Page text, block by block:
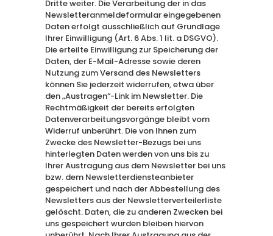
Dritte weiter. Die Verarbeitung der in das
Newsletteranmeldeformular eingegebenen
Daten erfolgt ausschließlich auf Grundlage
Ihrer Einwilligung (Art. 6 Abs. 1 lit. a DSGVO).
Die erteilte Einwilligung zur Speicherung der
Daten, der E-Mail-Adresse sowie deren
Nutzung zum Versand des Newsletters
können Sie jederzeit widerrufen, etwa über
den „Austragen“-Link im Newsletter. Die
Rechtmäßigkeit der bereits erfolgten
Datenverarbeitungsvorgänge bleibt vom
Widerruf unberührt. Die von Ihnen zum
Zwecke des Newsletter-Bezugs bei uns
hinterlegten Daten werden von uns bis zu
Ihrer Austragung aus dem Newsletter bei uns
bzw. dem Newsletterdiensteanbieter
gespeichert und nach der Abbestellung des
Newsletters aus der Newsletterverteilerliste
gelöscht. Daten, die zu anderen Zwecken bei
uns gespeichert wurden bleiben hiervon